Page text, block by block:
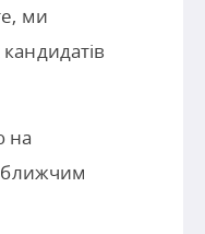
ми
на